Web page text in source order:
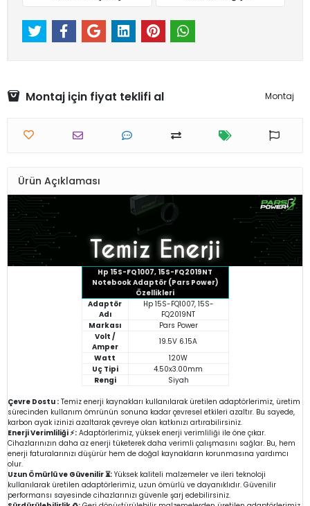
Montaj için fiyat teklifi al Montaj
Ürün Açıklaması
Hp 15S-FQ1007, 15S-FQ2019NT
Notebook Adaptör (Pars Power)
Özellikleri
Adaptör
Adı
Hp 15S-FQ1007, 15S-
FQ2019NT
Markası
Pars Power
Volt /
Amper
19.5V 6.15A
Watt
120W
Uç Tipi
4.50x3.00mm
Rengi
Siyah
Çevre Dostu : Temiz enerji kaynakları kullanılarak üretilen adaptörlerimiz, üretim
sürecinden kullanım ömrünün sonuna kadar çevresel etkileri azaltır. Bu sayede,
karbon ayak izinizi azaltarak çevreye olan katkınızı artırabilirsiniz.
Enerji Verimliliği ⚡: Adaptörlerimiz, yüksek enerji verimliliği ile öne çıkar.
Cihazlarınızın daha az enerji tüketerek daha verimli çalışmasını sağlar. Bu, hem
enerji faturalarınızı düşürür hem de doğal kaynakların korunmasına yardımcı
olur.
Uzun Ömürlü ve Güvenilir ⏳: Yüksek kaliteli malzemeler ve ileri teknoloji
kullanılarak üretilen adaptörlerimiz, uzun ömürlü ve dayanıklıdır. Güvenilir
performansı sayesinde cihazlarınızı güvenle şarj edebilirsiniz.